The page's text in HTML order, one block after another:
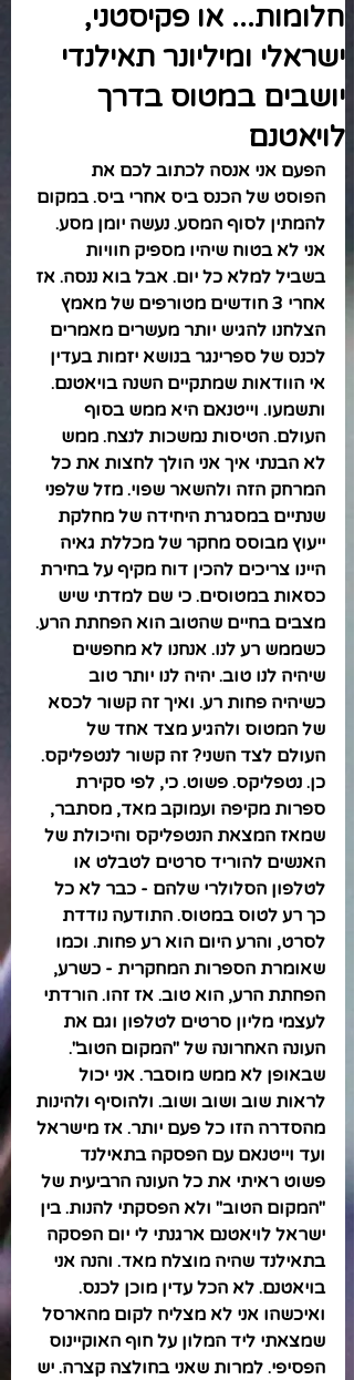
חלומות... או פקיסטני,
ישראלי ומיליונר תאילנדי
יושבים במטוס בדרך
לויאטנם
הפעם אני אנסה לכתוב לכם את
הפוסט של הכנס ביס אחרי ביס. במקום
להמתין לסוף המסע. נעשה יומן מסע.
אני לא בטוח שיהיו מספיק חוויות
בשביל למלא כל יום. אבל בוא ננסה. אז
אחרי 3 חודשים מטורפים של מאמץ
הצלחנו להגיש יותר מעשרים מאמרים
לכנס של ספרינגר בנושא יזמות בעדין
אי הוודאות שמתקיים השנה בויאטנם.
ותשמעו. וייטנאם היא ממש בסוף
העולם. הטיסות נמשכות לנצח. ממש
לא הבנתי איך אני הולך לחצות את כל
המרחק הזה ולהשאר שפוי. מזל שלפני
שנתיים במסגרת היחידה של מחלקת
ייעוץ מבוסס מחקר של מכללת גאיה
היינו צריכים להכין דוח מקיף על בחירת
כסאות במטוסים. כי שם למדתי שיש
מצבים בחיים שהטוב הוא הפחתת הרע.
כשממש רע לנו. אנחנו לא מחפשים
שיהיה לנו טוב. יהיה לנו יותר טוב
כשיהיה פחות רע. ואיך זה קשור לכסא
של המטוס ולהגיע מצד אחד של
העולם לצד השני? זה קשור לנטפליקס.
כן. נטפליקס. פשוט. כי, לפי סקירת
ספרות מקיפה ועמוקב מאד, מסתבר,
שמאז המצאת הנטפליקס והיכולת של
האנשים להוריד סרטים לטבלט או
לטלפון הסלולרי שלהם - כבר לא כל
כך רע לטוס במטוס. התודעה נודדת
לסרט, והרע היום הוא רע פחות. וכמו
שאומרת הספרות המחקרית - כשרע,
הפחתת הרע, הוא טוב. אז זהו. הורדתי
לעצמי מליון סרטים לטלפון וגם את
העונה האחרונה של "המקום הטוב".
שבאופן לא ממש מוסבר. אני יכול
לראות שוב ושוב ושוב. ולהוסיף ולהינות
מהסדרה הזו כל פעם יותר. אז מישראל
ועד וייטנאם עם הפסקה בתאילנד
פשוט ראיתי את כל העונה הרביעית של
"המקום הטוב" ולא הפסקתי להנות. בין
ישראל לויאטנם ארגנתי לי יום הפסקה
בתאילנד שהיה מוצלח מאד. והנה אני
בויאטנם. לא הכל עדין מוכן לכנס.
ואיכשהו אני לא מצליח לקום מהארסל
שמצאתי ליד המלון על חוף האוקיינוס
הפסיפי. למרות שאני בחולצה קצרה. יש